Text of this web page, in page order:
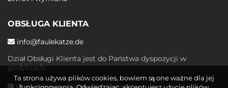
OBSŁUGA KLIENTA
info@faulekatze.de
Dział Obsługi Klienta jest do Państwa dyspozycji w
godzinach:
Ta strona używa plików cookies, bowiem są one ważne dla jej